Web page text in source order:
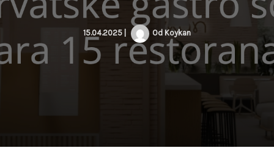
15.04.2025 Od Koykan